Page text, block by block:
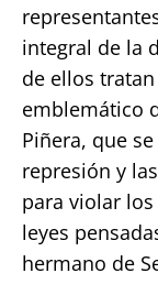
integral de la
de ellos
emblemático
Piñera, que
represión y
para violar
leyes
hermano de